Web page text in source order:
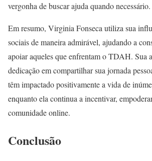
vergonha de buscar ajuda quando necessário.
Em resumo, Virginia Fonseca utiliza sua
sociais de maneira admirável, ajudando a
apoiar aqueles que enfrentam o TDAH. Sua
dedicação em compartilhar sua jornada
têm impactado positivamente a vida de
enquanto ela continua a incentivar,
comunidade online.
Conclusão